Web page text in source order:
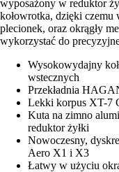
wyposażony w reduktor
kołowrotka, dzięki czemu
plecionek, oraz okrągły
wykorzystać do
Wysokowydajny
wstecznych
Przekładnia
Lekki korpus XT-7
Kuta na zimno
reduktor żyłki
Nowoczesny,
Aero X1 i X3
Łatwy w użyciu